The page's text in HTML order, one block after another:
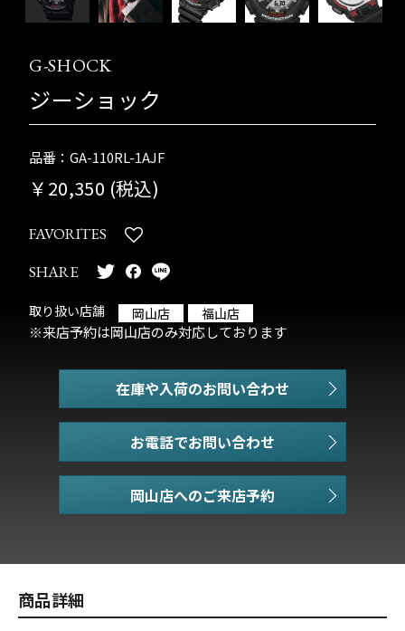
G-SHOCK
ジーショック
品番：GA-110RL-1AJF
￥20,350 (税込)
FAVORITES
SHARE
取り扱い店舗 岡山店 福山店
※来店予約は岡山店のみ対応しております
在庫や入荷のお問い合わせ
お電話でお問い合わせ
商品詳細